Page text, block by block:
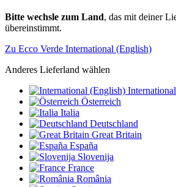
Bitte wechsle zum Land, das mit deiner
übereinstimmt.
Zu Ecco Verde International (English)
Anderes Lieferland wählen
Österreich
Italia
Deutschland
Great Britain
España
Slovenija
France
România